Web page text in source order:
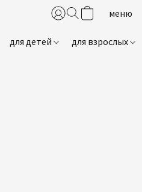
для детей для взрослых